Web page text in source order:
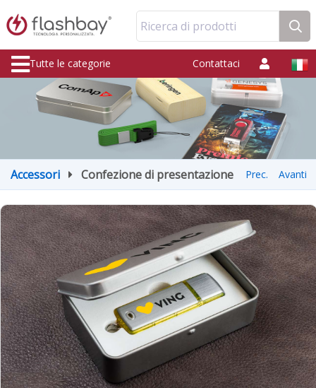
Ricerca di prodotti
Tutte le categorie Contattaci
Accessori Confezione di presentazione Avanti
Prec.